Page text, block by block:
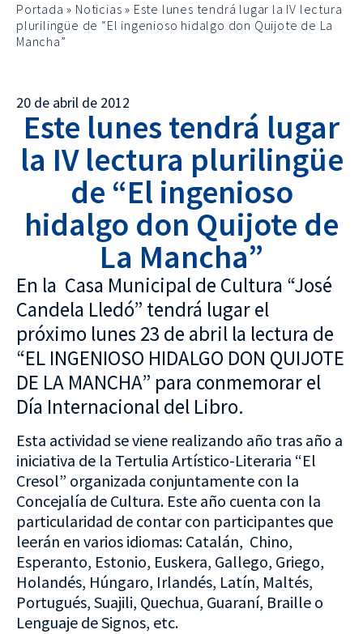
Portada » Noticias » Este lunes tendrá lugar la IV lectura
plurilingüe de “El ingenioso hidalgo don Quijote de La
Mancha”
20 de abril de 2012
Este lunes tendrá lugar
la IV lectura plurilingüe
de “El ingenioso
hidalgo don Quijote de
La Mancha”
En la Casa Municipal de Cultura “José
Candela Lledó” tendrá lugar el
próximo lunes 23 de abril la lectura de
“EL INGENIOSO HIDALGO DON QUIJOTE
DE LA MANCHA” para conmemorar el
Día Internacional del Libro.
Esta actividad se viene realizando año tras año a
iniciativa de la Tertulia Artístico-Literaria “El
Cresol” organizada conjuntamente con la
Concejalía de Cultura. Este año cuenta con la
particularidad de contar con participantes que
leerán en varios idiomas: Catalán, Chino,
Esperanto, Estonio, Euskera, Gallego, Griego,
Holandés, Húngaro, Irlandés, Latín, Maltés,
Portugués, Suajili, Quechua, Guaraní, Braille o
Lenguaje de Signos, etc.